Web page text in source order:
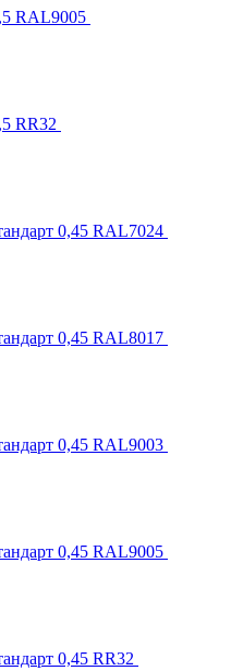
RAL9005
RR32
0,45 RAL7024
0,45 RAL8017
0,45 RAL9003
0,45 RAL9005
0,45 RR32